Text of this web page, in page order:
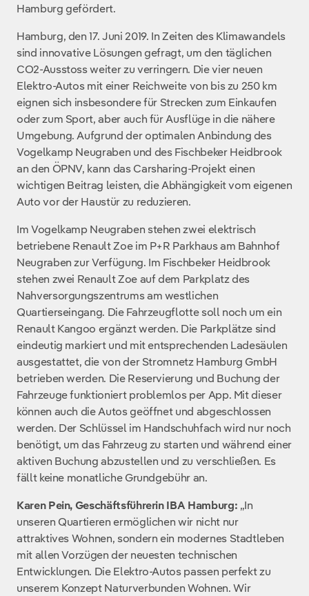
Hamburg gefördert.
Hamburg, den 17. Juni 2019. In Zeiten des Klimawandels
sind innovative Lösungen gefragt, um den täglichen
CO2-Ausstoss weiter zu verringern. Die vier neuen
Elektro-Autos mit einer Reichweite von bis zu 250 km
eignen sich insbesondere für Strecken zum Einkaufen
oder zum Sport, aber auch für Ausflüge in die nähere
Umgebung. Aufgrund der optimalen Anbindung des
Vogelkamp Neugraben und des Fischbeker Heidbrook
an den ÖPNV, kann das Carsharing-Projekt einen
wichtigen Beitrag leisten, die Abhängigkeit vom eigenen
Auto vor der Haustür zu reduzieren.
Im Vogelkamp Neugraben stehen zwei elektrisch
betriebene Renault Zoe im P+R Parkhaus am Bahnhof
Neugraben zur Verfügung. Im Fischbeker Heidbrook
stehen zwei Renault Zoe auf dem Parkplatz des
Nahversorgungszentrums am westlichen
Quartierseingang. Die Fahrzeugflotte soll noch um ein
Renault Kangoo ergänzt werden. Die Parkplätze sind
eindeutig markiert und mit entsprechenden Ladesäulen
ausgestattet, die von der Stromnetz Hamburg GmbH
betrieben werden. Die Reservierung und Buchung der
Fahrzeuge funktioniert problemlos per App. Mit dieser
können auch die Autos geöffnet und abgeschlossen
werden. Der Schlüssel im Handschuhfach wird nur noch
benötigt, um das Fahrzeug zu starten und während einer
aktiven Buchung abzustellen und zu verschließen. Es
fällt keine monatliche Grundgebühr an.
Karen Pein, Geschäftsführerin IBA Hamburg: „In
unseren Quartieren ermöglichen wir nicht nur
attraktives Wohnen, sondern ein modernes Stadtleben
mit allen Vorzügen der neuesten technischen
Entwicklungen. Die Elektro-Autos passen perfekt zu
unserem Konzept Naturverbunden Wohnen. Wir